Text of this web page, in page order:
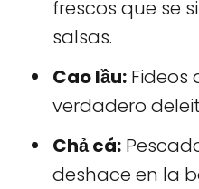
frescos que se
salsas.
Cao lầu: Fideos
verdadero
Chả cá:
deshace en la